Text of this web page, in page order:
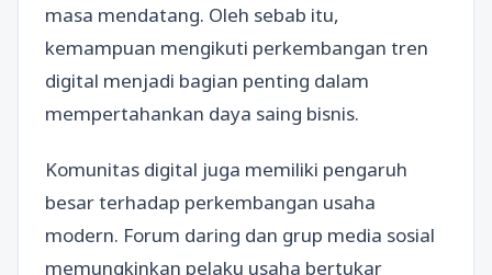
masa mendatang. Oleh sebab itu,
kemampuan mengikuti perkembangan tren
digital menjadi bagian penting dalam
mempertahankan daya saing bisnis.
Komunitas digital juga memiliki pengaruh
besar terhadap perkembangan usaha
modern. Forum daring dan grup media sosial
memungkinkan pelaku usaha bertukar